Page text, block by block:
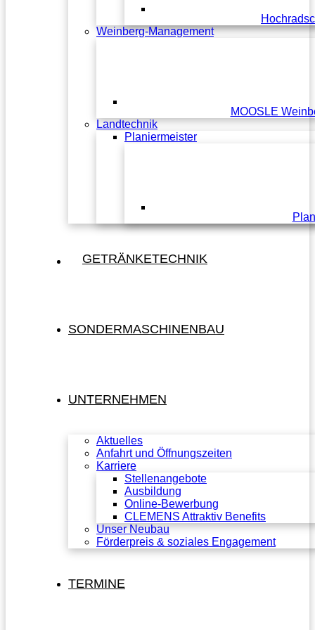
Weinberg-Management
MOOSLE
Landtechnik
Planiermeister
GETRÄNKETECHNIK
SONDERMASCHINENBAU
UNTERNEHMEN
Aktuelles
Anfahrt und Öffnungszeiten
Karriere
Stellenangebote
Ausbildung
Online-Bewerbung
CLEMENS Attraktiv Benefits
Unser Neubau
Förderpreis & soziales Engagement
TERMINE